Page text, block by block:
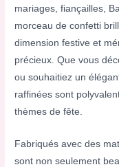
mariages, fiançailles,
morceau de confetti
dimension festive et
précieux. Que vous
ou souhaitiez un
raffinées sont
thèmes de fête.
Fabriqués avec des
sont non seulement